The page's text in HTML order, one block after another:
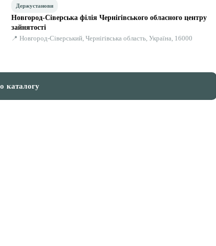
Держустанови
Новгород-Сіверська філія Чернігівського обласного центру
зайнятості
📍 Новгород-Сіверський, Чернігівська область, Україна, 16000
каталогу